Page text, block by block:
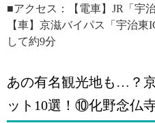
■アクセス：【電車】JR「宇
【車】京滋バイパス「宇治
して約9分
あの有名観光地も…？
ット10選！⑩化野念仏